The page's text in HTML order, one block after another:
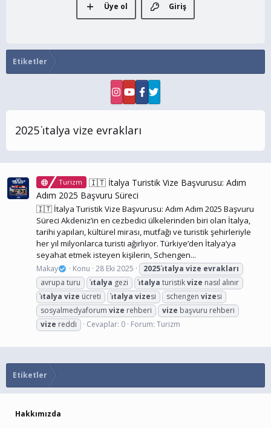
Giriş
Üye ol
Etiketler
2025 i̇talya vize evrakları
Turizm
🇮🇹 İtalya Turistik Vize Başvurusu: Adım
Adım 2025 Başvuru Süreci
🇮🇹 İtalya Turistik Vize Başvurusu: Adım Adım 2025 Başvuru
Süreci Akdeniz’in en cezbedici ülkelerinden biri olan İtalya,
tarihi yapıları, kültürel mirası, mutfağı ve turistik şehirleriyle
her yıl milyonlarca turisti ağırlıyor. Türkiye’den İtalya’ya
seyahat etmek isteyen kişilerin, Schengen...
Makay Konu 28 Eki 2025 2025 i̇talya vize evrakları
avrupa turu
i̇talya gezi i̇talya turistikvize nasıl alınır
i̇talya vize ücreti i̇talya vizesi schengen vizesi
sosyalmedyaforum vize rehberi vize başvuru rehberi
vize reddi Cevaplar: 0 Forum: Turizm
Etiketler
Hakkımızda